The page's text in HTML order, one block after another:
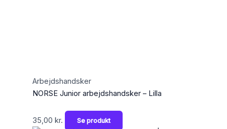
Arbejdshandsker
NORSE Junior arbejdshandsker – Lilla
35,00 kr. Se produkt